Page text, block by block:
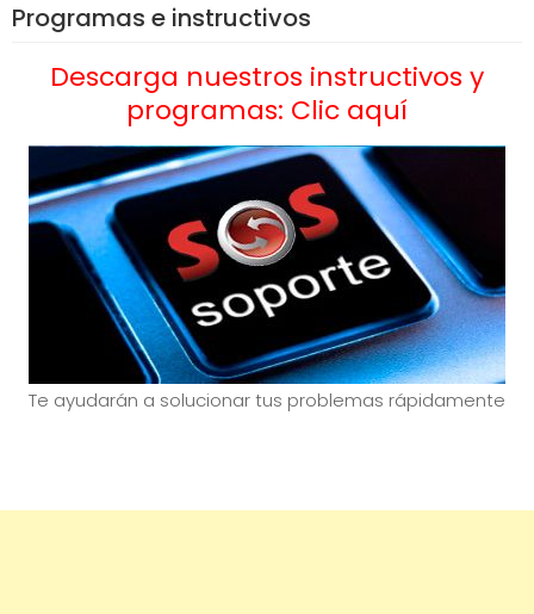
Programas e instructivos
Descarga nuestros instructivos y
programas: Clic aquí
Te ayudarán a solucionar tus problemas rápidamente